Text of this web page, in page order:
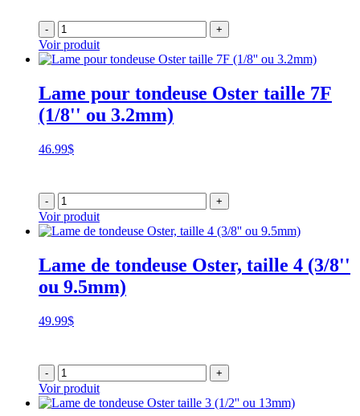
- +
Voir produit
Lame pour tondeuse Oster taille 7F
(1/8'' ou 3.2mm)
46.99$
- +
Voir produit
Lame de tondeuse Oster, taille 4 (3/8''
ou 9.5mm)
49.99$
- +
Voir produit